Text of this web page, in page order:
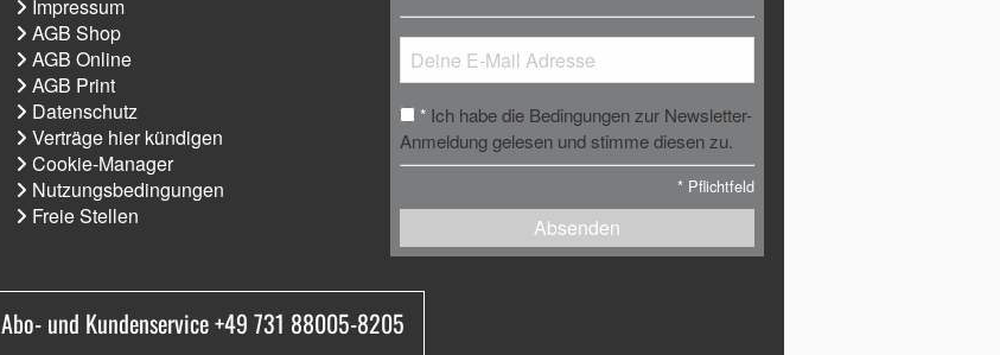
Impressum
AGB Shop
AGB Online
AGB Print
Datenschutz
Verträge hier kündigen
Cookie-Manager
Nutzungsbedingungen
Freie Stellen
* Ich habe die Bedingungen zur Newsletter-
Anmeldung gelesen und stimme diesen zu.
* Pflichtfeld
Absenden
Abo- und Kundenservice +49 731 88005-8205